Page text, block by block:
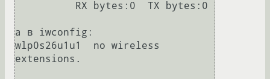
а в iwconfig:
wlp0s26u1u1  no wireless
extensions.